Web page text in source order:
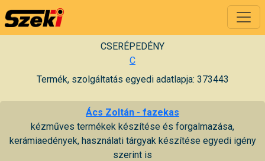
CSERÉPEDÉNY
C
Termék, szolgáltatás egyedi adatlapja: 373443
Ács Zoltán - fazekas
kézműves termékek készítése és forgalmazása,
kerámiaedények, használati tárgyak készítése egyedi igény
szerint is